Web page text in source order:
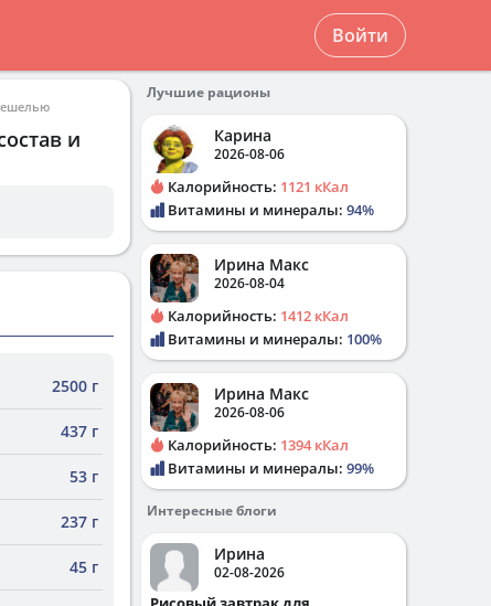
Войти
и
2500 г
437 г
53 г
237 г
45 г
Лучшие рационы
Карина
2026-08-06
Калорийность: 1121 кКал
Витамины и минералы: 94%
Ирина Макс
2026-08-04
Калорийность: 1412 кКал
Витамины и минералы: 100%
Ирина Макс
2026-08-06
Калорийность: 1394 кКал
Витамины и минералы: 99%
Интересные блоги
Ирина
02-08-2026